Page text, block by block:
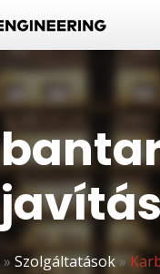
» Szolgáltatások»